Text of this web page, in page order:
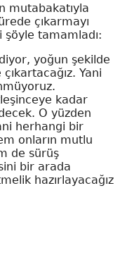
mutabakatıyla
çıkarmayı
tamamladı:
yoğun şekilde
Yani
kadar
O yüzden
herhangi bir
onların mutlu
de sürüş
bir arada
hazırlayacağız